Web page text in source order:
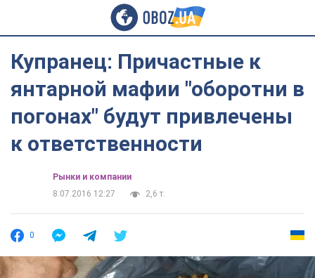
Купранец: Причастные к
янтарной мафии "оборотни в
погонах" будут привлечены
к ответственности
Рынки и компании
8.07.2016 12:27
2,6 т.
0